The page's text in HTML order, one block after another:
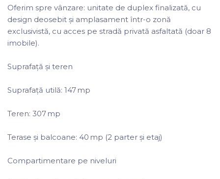
Oferim spre vânzare: unitate de duplex finalizată, cu
design deosebit și amplasament într-o zonă
exclusivistă, cu acces pe stradă privată asfaltată (doar 8
imobile).
Suprafață și teren
Suprafață utilă: 147 mp
Teren: 307 mp
Terase și balcoane: 40 mp (2 parter și etaj)
Compartimentare pe niveluri